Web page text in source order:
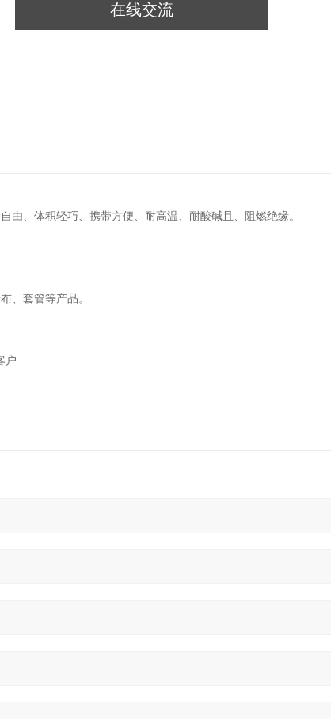
在线交流
、体积轻巧、携带方便、耐高温、耐酸碱且、阻燃绝缘。
、套管等产品。
户